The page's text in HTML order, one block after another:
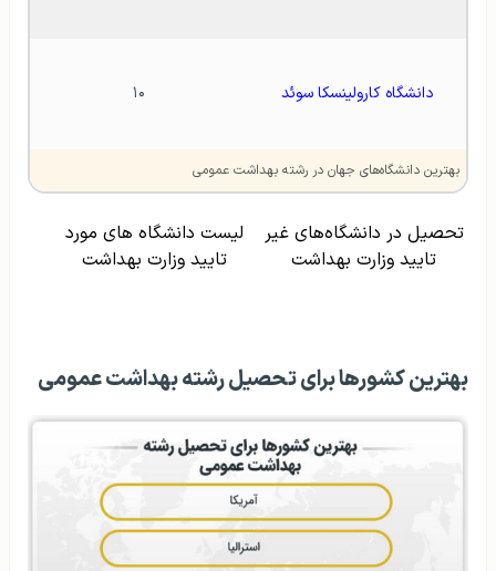
دانشگاه کارولینسکا سوئد ۱۰
بهترین دانشگاه‌های جهان در رشته بهداشت عمومی
تحصیل در دانشگاه‌های غیر
تایید وزارت بهداشت
لیست دانشگاه های مورد
تایید وزارت بهداشت
بهترین کشورها برای تحصیل رشته بهداشت عمومی